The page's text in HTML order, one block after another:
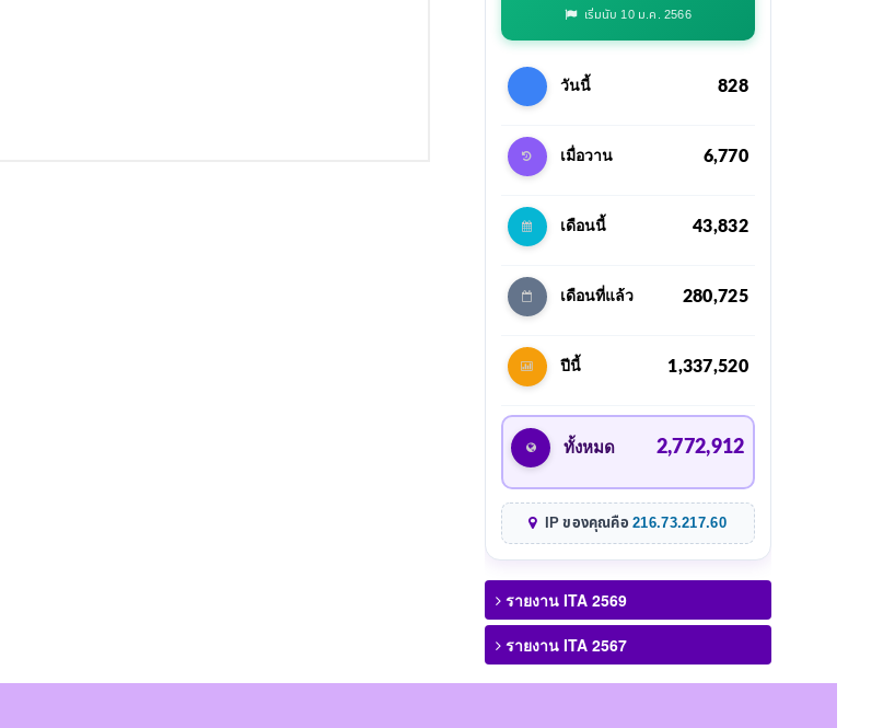
เริ่มนับ 10 ม.ค. 2566
วันนี้ 828
เมื่อวาน 6,770
เดือนนี้ 43,832
เดือนที่แล้ว 280,725
ปีนี้ 1,337,520
ทั้งหมด 2,772,912
IP ของคุณคือ216.73.217.60
รายงาน ITA 2569
รายงาน ITA 2567